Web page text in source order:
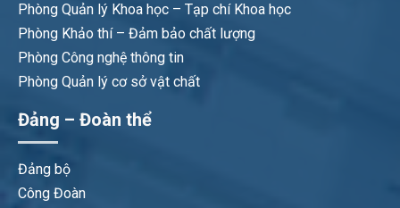
Phòng Quản lý Khoa học – Tạp chí Khoa học
Phòng Khảo thí – Đảm bảo chất lượng
Phòng Công nghệ thông tin
Phòng Quản lý cơ sở vật chất
Đảng – Đoàn thể
Đảng bộ
Công Đoàn